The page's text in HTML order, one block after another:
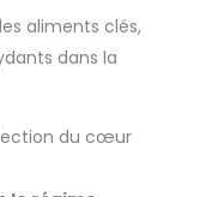
aliments clés,
dans la
du cœur